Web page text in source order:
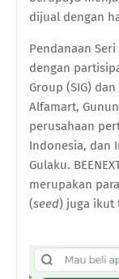
dijual dengan
Pendanaan
dengan
Group (SIG)
Alfamart,
perusahaan
Indonesia, dan
Gulaku.
merupakan
(seed) juga ikut